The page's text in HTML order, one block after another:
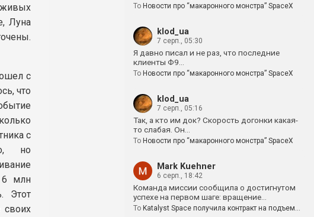
Луна
с
что
с
но
6 млн
Этот
своих
To Новости про “макаронного монстра” SpaceX
klod_ua
7 серп., 05:30
Я давно писал и не раз, что последние
клиенты Ф9…
To Новости про “макаронного монстра” SpaceX
klod_ua
7 серп., 05:16
Так, а кто им док? Скорость догонки какая-
то слабая. Он…
To Новости про “макаронного монстра” SpaceX
Mark Kuehner
6 серп., 18:42
Команда миссии сообщила о достигнутом
успехе на первом шаге: вращение…
To Katalyst Space получила контракт на подъем…